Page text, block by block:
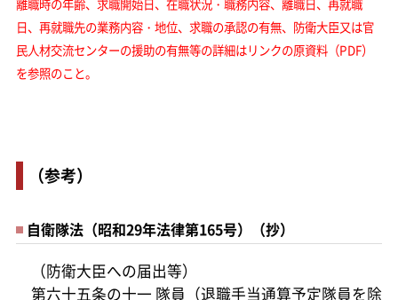
日、再就職先の業務内容・地位、求職の承認の有無、防衛大臣又は官
民人材交流センターの援助の有無等の詳細はリンクの原資料（PDF）
を参照のこと。
（参考）
自衛隊法（昭和29年法律第165号）（抄）
（防衛大臣への届出等）
第六十五条の十一 隊員（退職手当通算予定隊員を除